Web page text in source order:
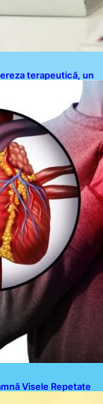
terapeutică, un
Visele Repetate